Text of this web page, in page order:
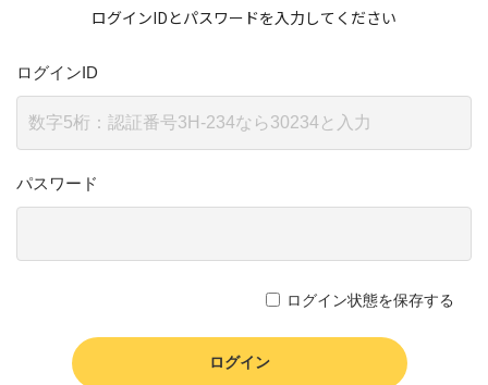
ログインIDとパスワードを入力してください
ログインID
パスワード
ログイン状態を保存する